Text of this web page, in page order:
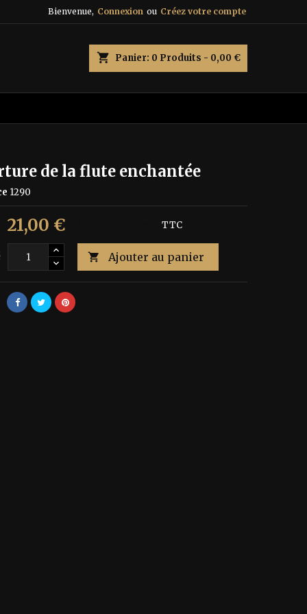
Bienvenue, Connexion ou Créez votre compte
shopping_cart Panier: 0 Produits - 0,00 €
de la flute enchantée
1290
21,00 € TTC
 Ajouter au panier